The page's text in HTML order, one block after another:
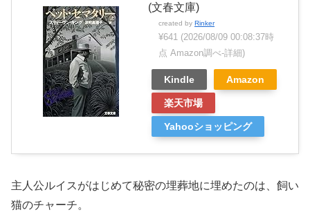
(文春文庫)
created by Rinker
¥641 (2026/08/09 00:08:37時
点 Amazon調べ-詳細)
Kindle Amazon
楽天市場
Yahooショッピング
主人公ルイスがはじめて秘密の埋葬地に埋めたのは、飼い
猫のチャーチ。